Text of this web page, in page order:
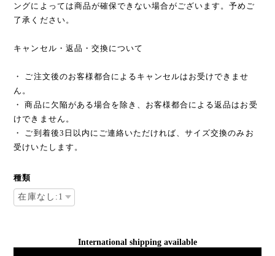
ングによっては商品が確保できない場合がございます。予めご
了承ください。
キャンセル・返品・交換について
・ ご注文後のお客様都合によるキャンセルはお受けできませ
ん。
・ 商品に欠陥がある場合を除き、お客様都合による返品はお受
けできません。
・ ご到着後3日以内にご連絡いただければ、サイズ交換のみお
受けいたします。
種類
International shipping available